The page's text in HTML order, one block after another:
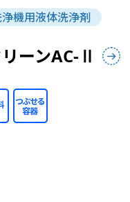
機用液体洗浄剤
ーンAC-Ⅱ